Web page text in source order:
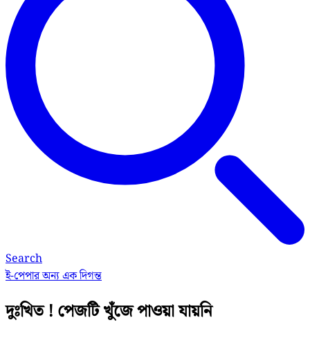
Search
ই-পেপারঅন্য এক দিগন্ত
দুঃখিত ! পেজটি খুঁজে পাওয়া যায়নি